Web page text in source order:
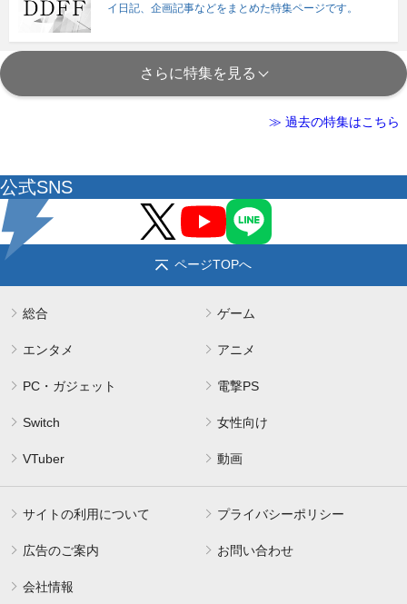
イ日記、企画記事などをまとめた特集ページです。
さらに特集を見る
≫ 過去の特集はこちら
公式SNS
ページTOPへ
総合 ゲーム
エンタメ アニメ
PC・ガジェット 電撃PS
Switch 女性向け
VTuber 動画
サイトの利用について プライバシーポリシー
広告のご案内 お問い合わせ
会社情報